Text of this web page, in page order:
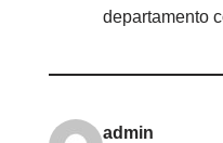
departamento
admin